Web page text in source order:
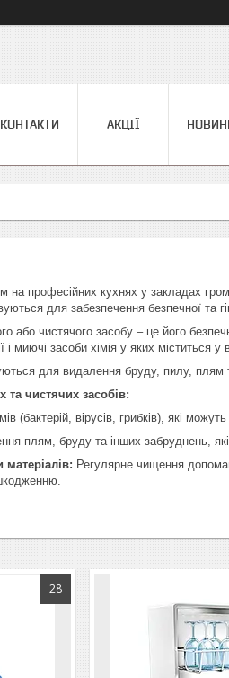
КОНТАКТИ АКЦІЇ
на професійних кухнях у закладах
для забезпечення безпечної та
або чистячого засобу – це його
миючі засоби хімія у яких міститься у
для видалення бруду, пилу, плям
та чистячих засобів:
(бактерій, вірусів, грибків), які
плям, бруду та інших забруднень,
Регулярне чищення
28